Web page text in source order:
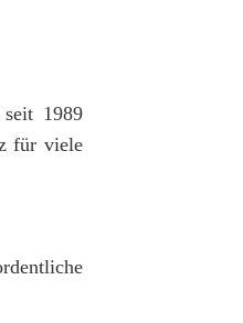
1989
für viele